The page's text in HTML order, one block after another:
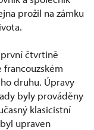
prožil na zámku
první čtvrtině
francouzském
druhu. Úpravy
byly prováděny
klasicistní
upraven